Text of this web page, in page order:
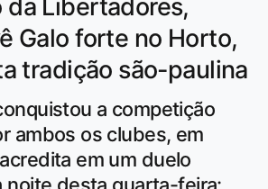
da Libertadores,
Galo forte no Horto,
tradição são-paulina
a competição
ambos os clubes, em
em um duelo
noite desta quarta-feira: